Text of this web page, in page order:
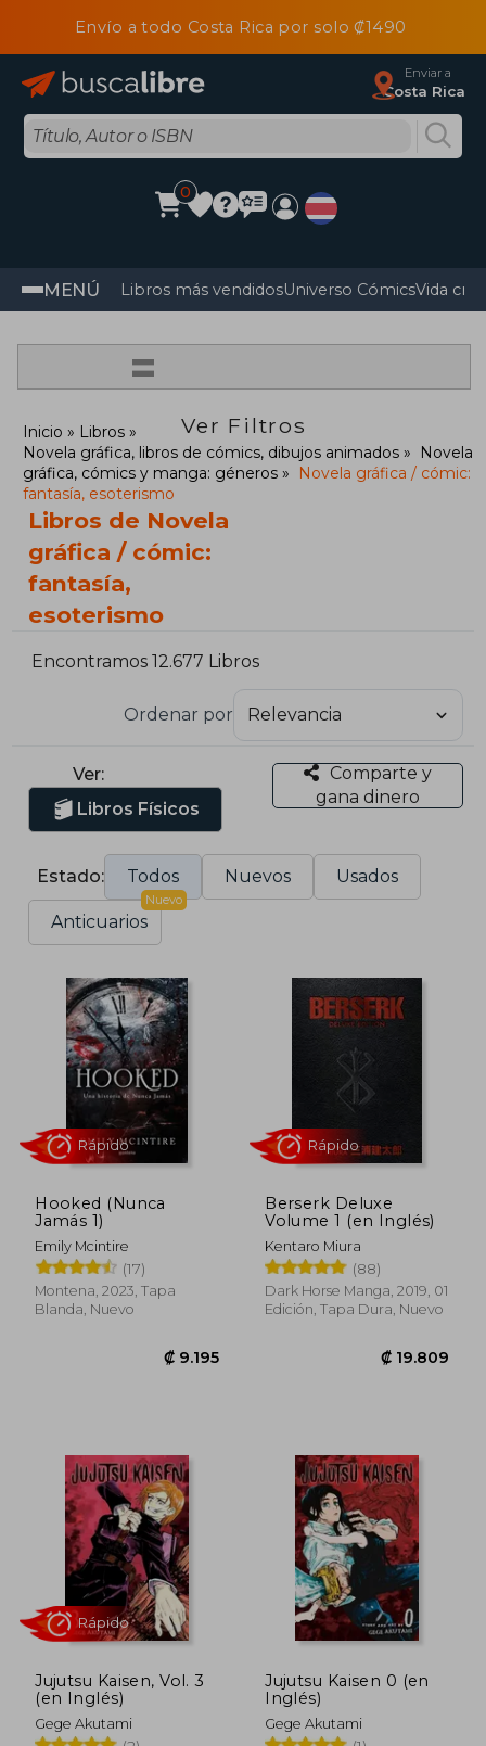
Envío a todo Costa Rica por solo ₡1490
Enviar a
Costa Rica
0
MENÚ Libros más vendidosUniverso CómicsVida
=
Ver Filtros
Inicio
Libros
Novela gráfica, libros de cómics, dibujos animados
Novela
gráfica, cómics y manga: géneros
Novela gráfica / cómic:
fantasía, esoterismo
Libros de Novela
gráfica / cómic:
fantasía,
esoterismo
Encontramos 12.677 Libros
Ordenar por
Ver:
Libros Físicos
Comparte y
gana dinero
Estado: Todos Nuevos Usados
Anticuarios
Nuevo
Hooked (Nunca
Jamás 1)
Emily Mcintire
(17)
Montena, 2023, Tapa
Blanda, Nuevo
₡ 9.195
Rápido
Berserk Deluxe
Volume 1 (en Inglés)
Kentaro Miura
(88)
Dark Horse Manga, 2019, 01
Edición, Tapa Dura, Nuevo
Rápido
Jujutsu Kaisen, Vol. 3
(en Inglés)
Gege Akutami
Jujutsu Kaisen 0 (en
Inglés)
Gege Akutami